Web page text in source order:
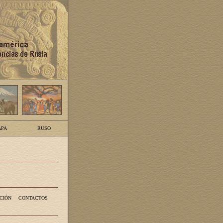
RUSO
CONTACTOS